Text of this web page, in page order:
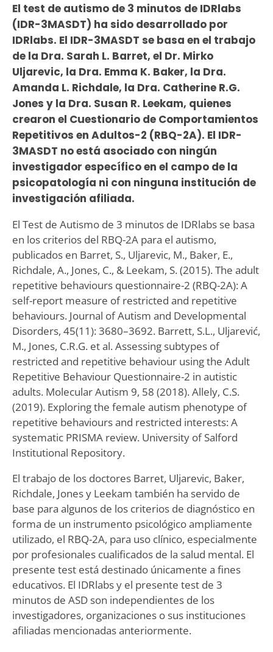
El test de autismo de 3 minutos de IDRlabs
(IDR-3MASDT) ha sido desarrollado por
IDRlabs. El IDR-3MASDT se basa en el trabajo
de la Dra. Sarah L. Barret, el Dr. Mirko
Uljarevic, la Dra. Emma K. Baker, la Dra.
Amanda L. Richdale, la Dra. Catherine R.G.
Jones y la Dra. Susan R. Leekam, quienes
crearon el Cuestionario de Comportamientos
Repetitivos en Adultos-2 (RBQ-2A). El IDR-
3MASDT no está asociado con ningún
investigador específico en el campo de la
psicopatología ni con ninguna institución de
investigación afiliada.
El Test de Autismo de 3 minutos de IDRlabs se basa
en los criterios del RBQ-2A para el autismo,
publicados en Barret, S., Uljarevic, M., Baker, E.,
Richdale, A., Jones, C., & Leekam, S. (2015). The adult
repetitive behaviours questionnaire-2 (RBQ-2A): A
self-report measure of restricted and repetitive
behaviours. Journal of Autism and Developmental
Disorders, 45(11): 3680–3692. Barrett, S.L., Uljarević,
M., Jones, C.R.G. et al. Assessing subtypes of
restricted and repetitive behaviour using the Adult
Repetitive Behaviour Questionnaire-2 in autistic
adults. Molecular Autism 9, 58 (2018). Allely, C.S.
(2019). Exploring the female autism phenotype of
repetitive behaviours and restricted interests: A
systematic PRISMA review. University of Salford
Institutional Repository.
El trabajo de los doctores Barret, Uljarevic, Baker,
Richdale, Jones y Leekam también ha servido de
base para algunos de los criterios de diagnóstico en
forma de un instrumento psicológico ampliamente
utilizado, el RBQ-2A, para uso clínico, especialmente
por profesionales cualificados de la salud mental. El
presente test está destinado únicamente a fines
educativos. El IDRlabs y el presente test de 3
minutos de ASD son independientes de los
investigadores, organizaciones o sus instituciones
afiliadas mencionadas anteriormente.